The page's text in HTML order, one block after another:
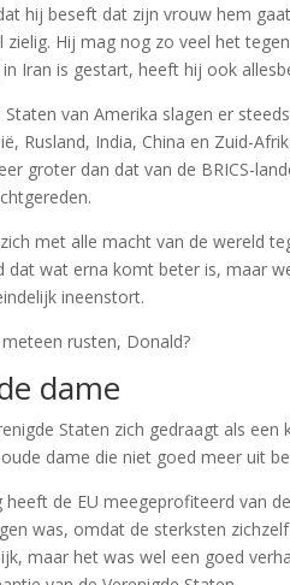
hij beseft dat zijn vrouw hem
zielig. Hij mag nog zo veel het
Iran is gestart, heeft hij ook
Staten van Amerika slagen er
Rusland, India, China en Zuid-
groter dan dat van de BRICS-
met alle macht van de wereld
dat wat erna komt beter is, maar
ineenstort.
rusten, Donald?
dame
Staten zich gedraagt als
dame die niet goed meer uit
heeft de EU meegeprofiteerd van
was, omdat de sterksten
maar het was wel een goed